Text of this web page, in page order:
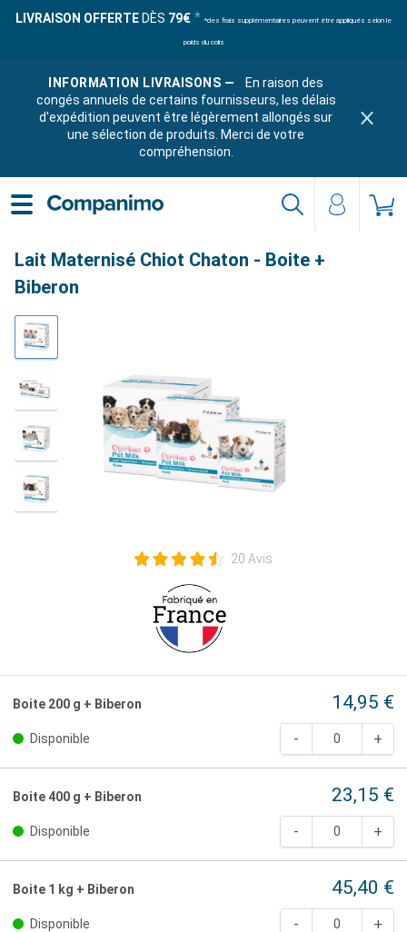
LIVRAISON OFFERTE DÈS 79€ *des frais supplémentaires peuvent être appliqués selon le
poids du colis
INFORMATION LIVRAISONS —
En raison des
congés annuels de certains fournisseurs, les délais
d'expédition peuvent être légèrement allongés sur
une sélection de produits. Merci de votre
compréhension.
Lait Maternisé Chiot Chaton - Boite +
Biberon
20 Avis
Boite 200 g + Biberon 14,95 €
Disponible
Boite 400 g + Biberon 23,15 €
Disponible
Boite 1 kg + Biberon 45,40 €
Disponible